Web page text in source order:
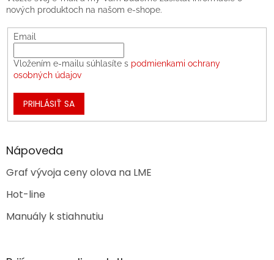
nových produktoch na našom e-shope.
Email
Vložením e-mailu súhlasíte s podmienkami ochrany
osobných údajov
PRIHLÁSIŤ SA
Nápoveda
Graf vývoja ceny olova na LME
Hot-line
Manuály k stiahnutiu